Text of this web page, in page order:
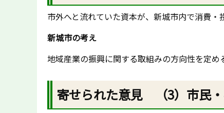
市外へと流れていた資本が、新城市内で消費・
新城市の考え
地域産業の振興に関する取組みの方向性を定め
寄せられた意見 （3）市民